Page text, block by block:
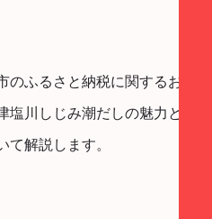
ふるさと納税に関するお礼
川しじみ潮だしの魅力と、
解説します。